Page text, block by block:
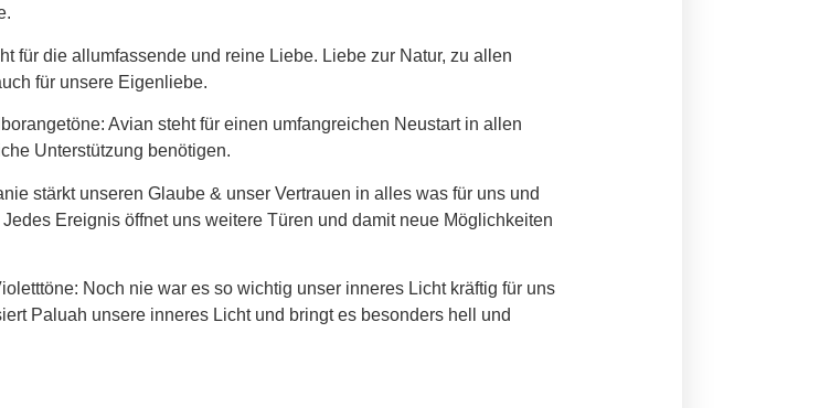
für die allumfassende und reine Liebe. Liebe zur Natur, zu allen
für unsere Eigenliebe.
Avian steht für einen umfangreichen Neustart in allen
Unterstützung benötigen.
stärkt unseren Glaube & unser Vertrauen in alles was für uns und
Ereignis öffnet uns weitere Türen und damit neue Möglichkeiten
Noch nie war es so wichtig unser inneres Licht kräftig für uns
Paluah unsere inneres Licht und bringt es besonders hell und